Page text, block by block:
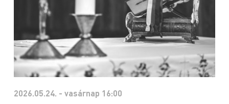
2026.05.24. - vasárnap 16:00